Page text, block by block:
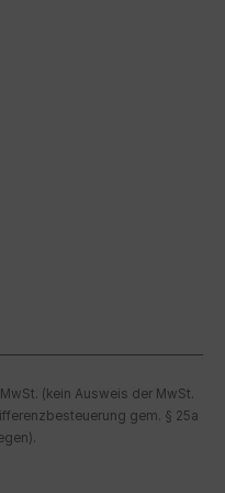
(kein Ausweis der MwSt.
gem. § 25a
nicht statt.